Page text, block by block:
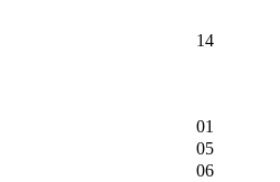
14
01
05
06